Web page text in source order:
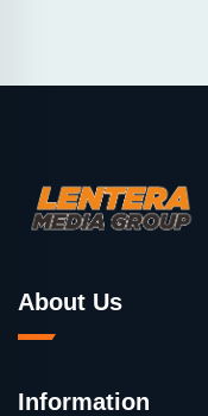
About Us
Information